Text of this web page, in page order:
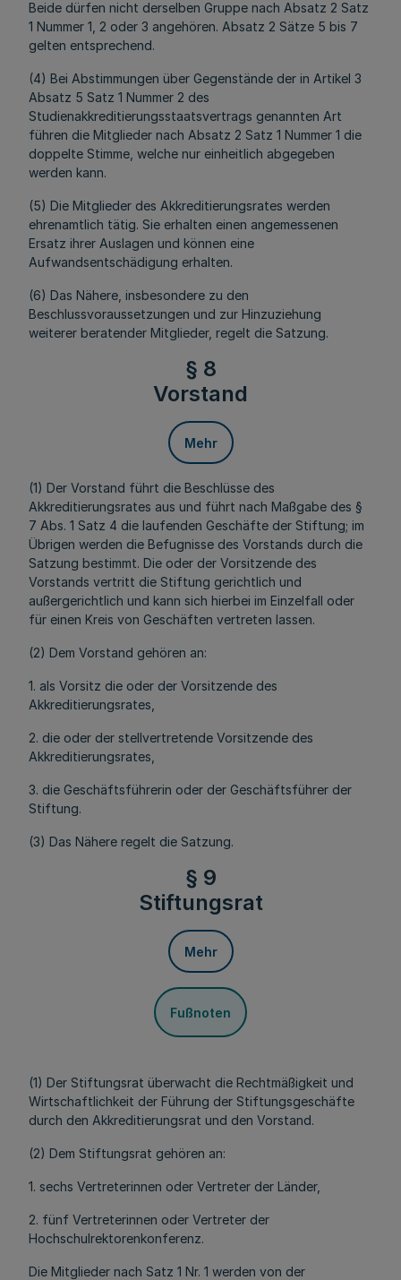
Beide dürfen nicht derselben Gruppe nach Absatz 2 Satz
1 Nummer 1, 2 oder 3 angehören. Absatz 2 Sätze 5 bis 7
gelten entsprechend.
(4) Bei Abstimmungen über Gegenstände der in Artikel 3
Absatz 5 Satz 1 Nummer 2 des
Studienakkreditierungsstaatsvertrags genannten Art
führen die Mitglieder nach Absatz 2 Satz 1 Nummer 1 die
doppelte Stimme, welche nur einheitlich abgegeben
werden kann.
(5) Die Mitglieder des Akkreditierungsrates werden
ehrenamtlich tätig. Sie erhalten einen angemessenen
Ersatz ihrer Auslagen und können eine
Aufwandsentschädigung erhalten.
(6) Das Nähere, insbesondere zu den
Beschlussvoraussetzungen und zur Hinzuziehung
weiterer beratender Mitglieder, regelt die Satzung.
§ 8
Vorstand
Mehr
(1) Der Vorstand führt die Beschlüsse des
Akkreditierungsrates aus und führt nach Maßgabe des §
7 Abs. 1 Satz 4 die laufenden Geschäfte der Stiftung; im
Übrigen werden die Befugnisse des Vorstands durch die
Satzung bestimmt. Die oder der Vorsitzende des
Vorstands vertritt die Stiftung gerichtlich und
außergerichtlich und kann sich hierbei im Einzelfall oder
für einen Kreis von Geschäften vertreten lassen.
(2) Dem Vorstand gehören an:
1. als Vorsitz die oder der Vorsitzende des
Akkreditierungsrates,
2. die oder der stellvertretende Vorsitzende des
Akkreditierungsrates,
3. die Geschäftsführerin oder der Geschäftsführer der
Stiftung.
(3) Das Nähere regelt die Satzung.
§ 9
Stiftungsrat
Mehr
Fußnoten
(1) Der Stiftungsrat überwacht die Rechtmäßigkeit und
Wirtschaftlichkeit der Führung der Stiftungsgeschäfte
durch den Akkreditierungsrat und den Vorstand.
(2) Dem Stiftungsrat gehören an:
1. sechs Vertreterinnen oder Vertreter der Länder,
2. fünf Vertreterinnen oder Vertreter der
Hochschulrektorenkonferenz.
Die Mitglieder nach Satz 1 Nr. 1 werden von der